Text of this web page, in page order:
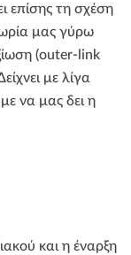
επίσης τη σχέση
μας γύρω
(outer-link
με λίγα
να μας δει η
και η έναρξη